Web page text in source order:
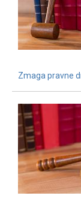
Zmaga pravne